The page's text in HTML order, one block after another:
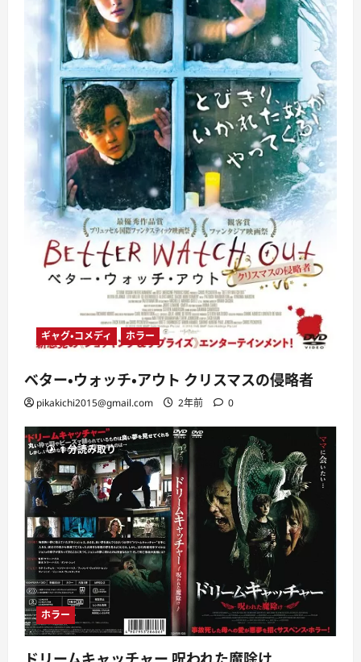
ギャグ・コメディ ホラー
ベター・ウォッチ・アウト クリスマスの侵略者
pikakichi2015@gmail.com 2年前 0
1 分読み取り
ホラー